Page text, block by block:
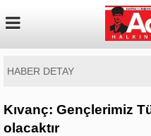
HABER DETAY
Kıvanç: Gençlerimiz
olacaktır